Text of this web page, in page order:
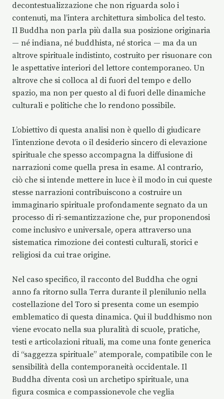
decontestualizzazione che non riguarda solo i
contenuti, ma l’intera architettura simbolica del testo.
Il Buddha non parla più dalla sua posizione originaria
— né indiana, né buddhista, né storica — ma da un
altrove spirituale indistinto, costruito per risuonare con
le aspettative interiori del lettore contemporaneo. Un
altrove che si colloca al di fuori del tempo e dello
spazio, ma non per questo al di fuori delle dinamiche
culturali e politiche che lo rendono possibile.
L’obiettivo di questa analisi non è quello di giudicare
l’intenzione devota o il desiderio sincero di elevazione
spirituale che spesso accompagna la diffusione di
narrazioni come quella presa in esame. Al contrario,
ciò che si intende mettere in luce è il modo in cui queste
stesse narrazioni contribuiscono a costruire un
immaginario spirituale profondamente segnato da un
processo di ri-semantizzazione che, pur proponendosi
come inclusivo e universale, opera attraverso una
sistematica rimozione dei contesti culturali, storici e
religiosi da cui trae origine.
Nel caso specifico, il racconto del Buddha che ogni
anno fa ritorno sulla Terra durante il plenilunio nella
costellazione del Toro si presenta come un esempio
emblematico di questa dinamica. Qui il buddhismo non
viene evocato nella sua pluralità di scuole, pratiche,
testi e articolazioni rituali, ma come una fonte generica
di “saggezza spirituale” atemporale, compatibile con le
sensibilità della contemporaneità occidentale. Il
Buddha diventa così un archetipo spirituale, una
figura cosmica e compassionevole che veglia